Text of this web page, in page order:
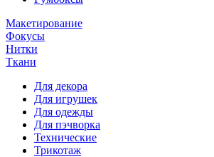
Макетирование
Фокусы
Нитки
Ткани
Для декора
Для игрушек
Для одежды
Для пэчворка
Технические
Трикотаж